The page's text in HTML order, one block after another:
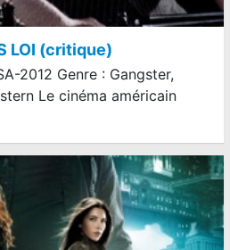
LOI (critique)
2012 Genre : Gangster,
Le cinéma américain